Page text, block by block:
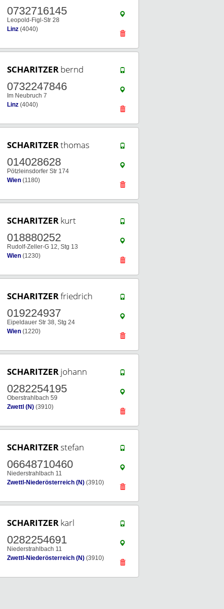
0732716145
Leopold-Figl-Str 28
Linz (4040)
SCHARITZER bernd
0732247846
Im Neubruch 7
Linz (4040)
SCHARITZERthomas
014028628
Pötzleinsdorfer Str 174
Wien (1180)
SCHARITZER kurt
018880252
Rudolf-Zeller-G 12, Stg 13
Wien (1230)
SCHARITZERfriedrich
019224937
Eipeldauer Str 38, Stg 24
Wien (1220)
SCHARITZER johann
0282254195
Oberstrahlbach 59
Zwettl (N) (3910)
SCHARITZERstefan
06648710460
Niederstrahlbach 11
Zwettl-Niederösterreich (N) (3910)
SCHARITZER karl
0282254691
Niederstrahlbach 11
Zwettl-Niederösterreich (N) (3910)